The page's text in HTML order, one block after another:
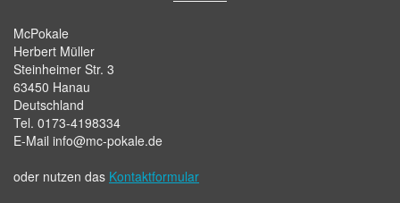
McPokale
Herbert Müller
Steinheimer Str. 3
63450 Hanau
Deutschland
Tel. 0173-4198334
E-Mail info@mc-pokale.de
oder nutzen das Kontaktformular